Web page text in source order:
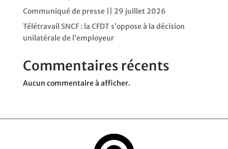
Communiqué de presse || 29 juillet 2026
Télétravail SNCF : la CFDT s’oppose à la décision
unilatérale de l’employeur
Commentaires récents
Aucun commentaire à afficher.